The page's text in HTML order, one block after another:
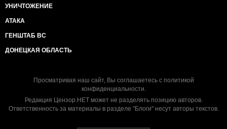
УНИЧТОЖЕНИЕ
АТАКА
ГЕНШТАБ ВС
ДОНЕЦКАЯ ОБЛАСТЬ
Просматривая наш сайт, Вы соглашаетесь с политикой
конфиденциальности.
Редакция Цензор.НЕТ может не разделять позицию авторов.
Ответственность за материалы в разделе "Блоги" несут авторы текстов.